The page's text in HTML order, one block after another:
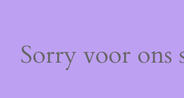
Sorry voor ons